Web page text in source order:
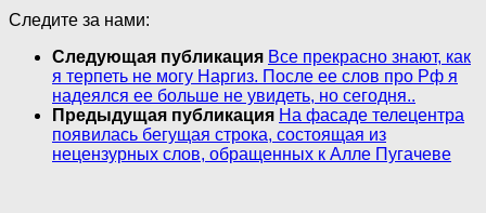
Следите за нами:
Следующая публикация Все прекрасно знают, как
я терпеть не могу Наргиз. После ее слов про Рф я
надеялся ее больше не увидеть, но сегодня..
Предыдущая публикация На фасаде телецентра
появилась бегущая строка, состоящая из
нецензурных слов, обращенных к Алле Пугачеве